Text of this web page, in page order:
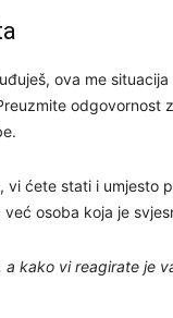
ova me
odgovornost
vi ćete stati i umjesto
osoba koja je
kako vi reagirate je